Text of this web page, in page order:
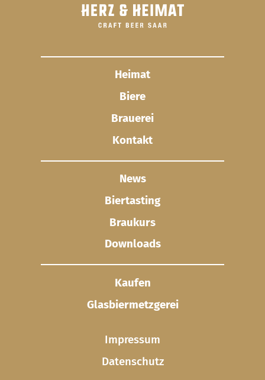
Heimat
Biere
Brauerei
Kontakt
News
Biertasting
Braukurs
Downloads
Kaufen
Glasbier­metzgerei
Impressum
Datenschutz